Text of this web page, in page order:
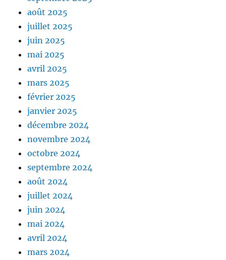
août 2025
juillet 2025
juin 2025
mai 2025
avril 2025
mars 2025
février 2025
janvier 2025
décembre 2024
novembre 2024
octobre 2024
septembre 2024
août 2024
juillet 2024
juin 2024
mai 2024
avril 2024
mars 2024